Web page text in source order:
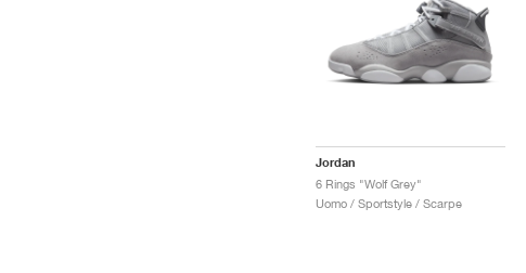
Jordan
6 Rings "Wolf Grey"
Uomo / Sportstyle / Scarpe